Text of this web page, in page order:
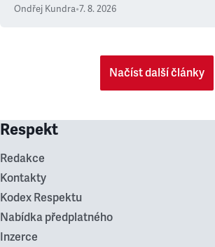
Ondřej Kundra•7. 8. 2026
Načíst další články
Respekt
Redakce
Kontakty
Kodex Respektu
Nabídka předplatného
Inzerce